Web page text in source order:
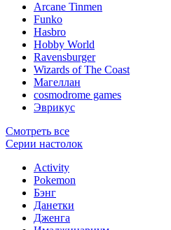
Arcane Tinmen
Funko
Hasbro
Hobby World
Ravensburger
Wizards of The Coast
Магеллан
сosmodrome games
Эврикус
Смотреть все
Серии настолок
Activity
Pokemon
Бэнг
Данетки
Дженга